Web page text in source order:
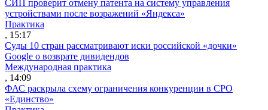
СИП проверит отмену патента на систему управления
устройствами после возражений «Яндекса»
Практика
, 15:17
Суды 10 стран рассматривают иски российской «дочки»
Google о возврате дивидендов
Международная практика
, 14:09
ФАС раскрыла схему ограничения конкуренции в СРО
«Единство»